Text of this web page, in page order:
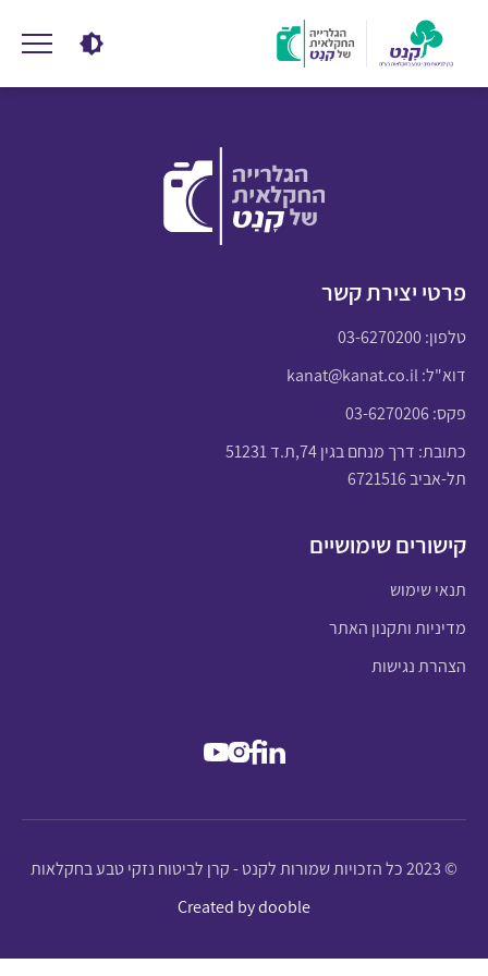
פרטי יצירת קשר
טלפון:03-6270200
דוא"ל:kanat@kanat.co.il
פקס: 03-6270206
כתובת: דרך מנחם בגין 74,ת.ד 51231
תל-אביב 6721516
קישורים שימושיים
תנאי שימוש
מדיניות ותקנון האתר
הצהרת נגישות
© 2023 כל הזכויות שמורות לקנט - קרן לביטוח נזקי טבע בחקלאות
Created by dooble